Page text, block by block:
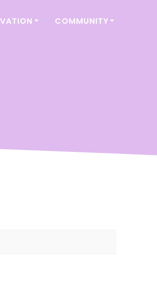
COMMUNITY